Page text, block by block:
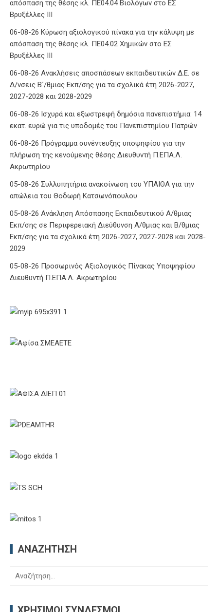
απόσπαση της θέσης κλ. ΠΕ04.04 Βιολόγων στο ΕΣ
Βρυξέλλες ΙΙΙ
06-08-26 Κύρωση αξιολογικού πίνακα για την κάλυψη με
απόσπαση της θέσης κλ. ΠΕ04.02 Χημικών στο ΕΣ
Βρυξέλλες ΙΙΙ
06-08-26 Ανακλήσεις αποσπάσεων εκπαιδευτικών Δ.Ε. σε
Δ/νσεις Β΄/θμιας Εκπ/σης για τα σχολικά έτη 2026-2027,
2027-2028 και 2028-2029
06-08-26 Ισχυρά και εξωστρεφή δημόσια πανεπιστήμια: 14
εκατ. ευρώ για τις υποδομές του Πανεπιστημίου Πατρών
06-08-26 Πρόγραμμα συνέντευξης υποψηφίου για την
πλήρωση της κενούμενης θέσης Διευθυντή Π.ΕΠΑ.Λ.
Ακρωτηρίου
05-08-26 Συλλυπητήρια ανακοίνωση του ΥΠΑΙΘΑ για την
απώλεια του Θοδωρή Κατσωνόπουλου
05-08-26 Ανάκληση Απόσπασης Εκπαιδευτικού Α/θμιας
Εκπ/σης σε Περιφερειακή Διεύθυνση Α/θμιας και Β/θμιας
Εκπ/σης για τα σχολικά έτη 2026-2027, 2027-2028 και 2028-
2029
05-08-26 Προσωρινός Αξιολογικός Πίνακας Υποψηφίου
Διευθυντή Π.ΕΠΑ.Λ. Ακρωτηρίου
ΑΝΑΖΉΤΗΣΗ
Αναζήτηση